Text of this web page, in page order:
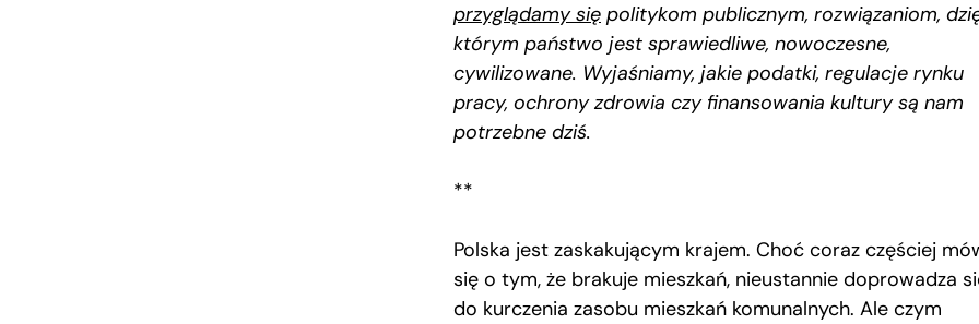
przyglądamy się politykom publicznym, rozwiązaniom,
którym państwo jest sprawiedliwe, nowoczesne,
cywilizowane. Wyjaśniamy, jakie podatki, regulacje rynku
pracy, ochrony zdrowia czy finansowania kultury są nam
potrzebne dziś.
**
Polska jest zaskakującym krajem. Choć coraz częściej
się o tym, że brakuje mieszkań, nieustannie doprowadza
do kurczenia zasobu mieszkań komunalnych. Ale czym